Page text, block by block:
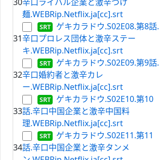
麺.WEBRip.Netflix.ja[cc].srt
31
ゲキカラドウ.S02E08.第8話.
辛口プロレス団体と激辛ステー
キ.WEBRip.Netflix.ja[cc].srt
32
ゲキカラドウ.S02E09.第9話.
辛口婚約者と激辛カレ
ー.WEBRip.Netflix.ja[cc].srt
33
ゲキカラドウ.S02E10.第10
話.辛口中国企業と激辛中国料
理.WEBRip.Netflix.ja[cc].srt
34
ゲキカラドウ.S02E11.第11
話.辛口中国企業と激辛タンメ